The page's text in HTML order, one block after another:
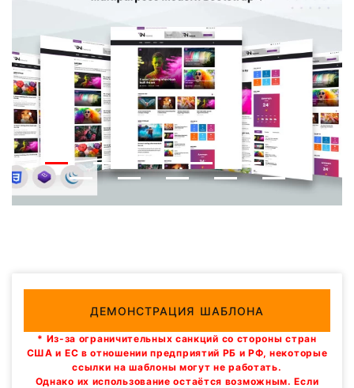
ДЕМОНСТРАЦИЯ ШАБЛОНА
* Из-за ограничительных санкций со стороны стран
США и ЕС в отношении предприятий РБ и РФ, некоторые
ссылки на шаблоны могут не работать.
Однако их использование остаётся возможным. Если